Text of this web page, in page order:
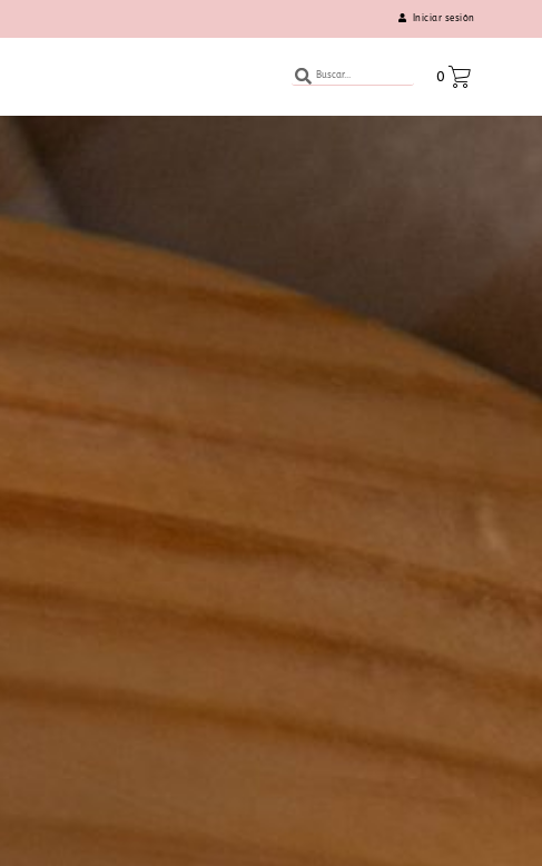
Iniciar sesión
0